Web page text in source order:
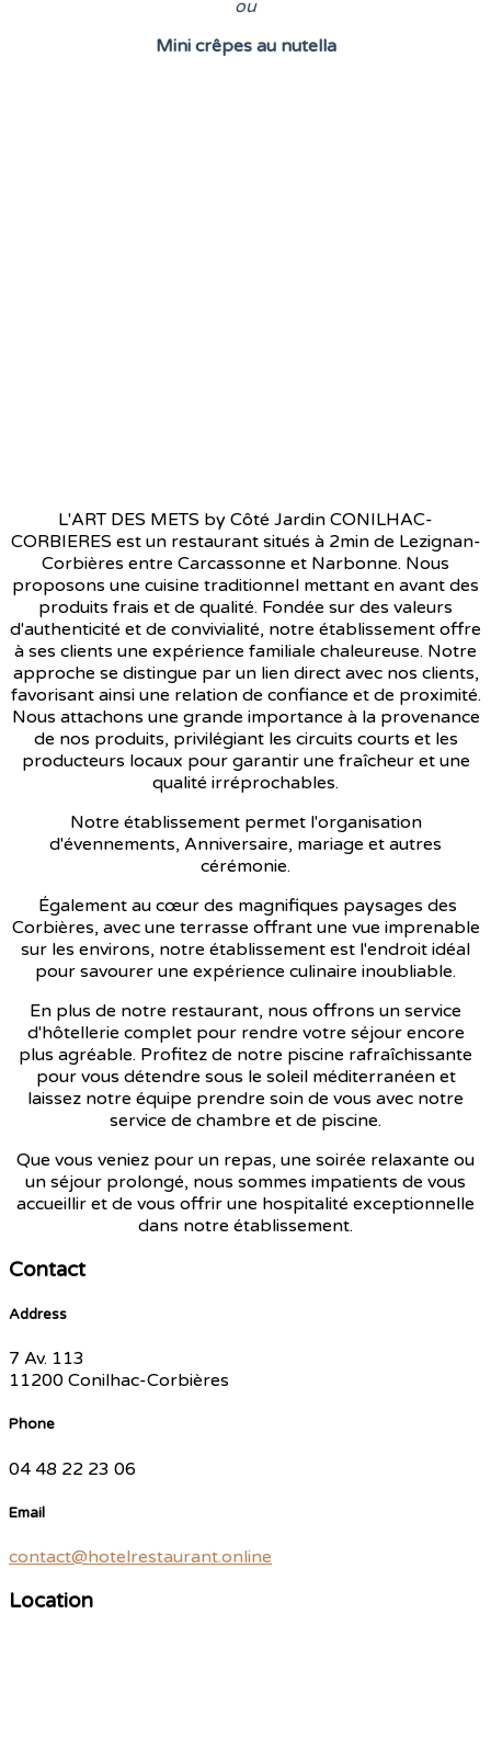
ou
Mini crêpes au nutella
L'ART DES METS by Côté Jardin CONILHAC-
CORBIERES est un restaurant situés à 2min de Lezignan-
Corbières entre Carcassonne et Narbonne. Nous
proposons une cuisine traditionnel mettant en avant des
produits frais et de qualité. Fondée sur des valeurs
d'authenticité et de convivialité, notre établissement offre
à ses clients une expérience familiale chaleureuse. Notre
approche se distingue par un lien direct avec nos clients,
favorisant ainsi une relation de confiance et de proximité.
Nous attachons une grande importance à la provenance
de nos produits, privilégiant les circuits courts et les
producteurs locaux pour garantir une fraîcheur et une
qualité irréprochables.
Notre établissement permet l'organisation
d'évennements, Anniversaire, mariage et autres
cérémonie.
Également au cœur des magnifiques paysages des
Corbières, avec une terrasse offrant une vue imprenable
sur les environs, notre établissement est l'endroit idéal
pour savourer une expérience culinaire inoubliable.
En plus de notre restaurant, nous offrons un service
d'hôtellerie complet pour rendre votre séjour encore
plus agréable. Profitez de notre piscine rafraîchissante
pour vous détendre sous le soleil méditerranéen et
laissez notre équipe prendre soin de vous avec notre
service de chambre et de piscine.
Que vous veniez pour un repas, une soirée relaxante ou
un séjour prolongé, nous sommes impatients de vous
accueillir et de vous offrir une hospitalité exceptionnelle
dans notre établissement.
Contact
Address
7 Av. 113
11200 Conilhac-Corbières
Phone
04 48 22 23 06
Email
contact@hotelrestaurant.online
Location